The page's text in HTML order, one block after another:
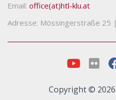
Email: office(at)htl-klu.at
Adresse: Mössingerstraße 25 |
Copyright © 2026